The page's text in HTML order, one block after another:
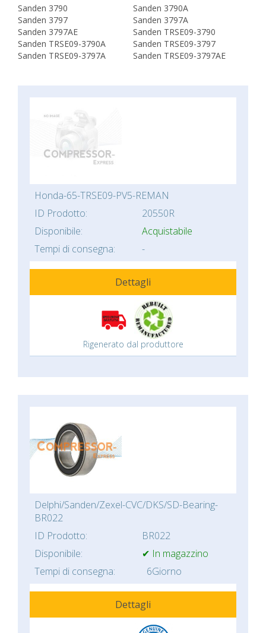
Sanden 3790
Sanden 3790A
Sanden 3797
Sanden 3797A
Sanden 3797AE
Sanden TRSE09-3790
Sanden TRSE09-3790A
Sanden TRSE09-3797
Sanden TRSE09-3797A
Sanden TRSE09-3797AE
Honda-65-TRSE09-PV5-REMAN
ID Prodotto:
20550R
Disponibile:
Acquistabile
Tempi di consegna:
-
Dettagli
Rigenerato dal produttore
Delphi/Sanden/Zexel-CVC/DKS/SD-Bearing-
BR022
ID Prodotto:
BR022
Disponibile:
✔ In magazzino
Tempi di consegna:
6Giorno
Dettagli